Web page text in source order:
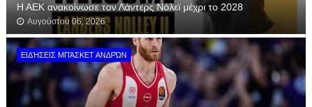
Η ΑΕΚ ανακοίνωσε τον Λάντερς Νόλεϊ μέχρι το 2028
Αυγούστου 06, 2026
ΕΙΔΉΣΕΙΣ ΜΠΆΣΚΕΤ ΑΝΔΡΏΝ